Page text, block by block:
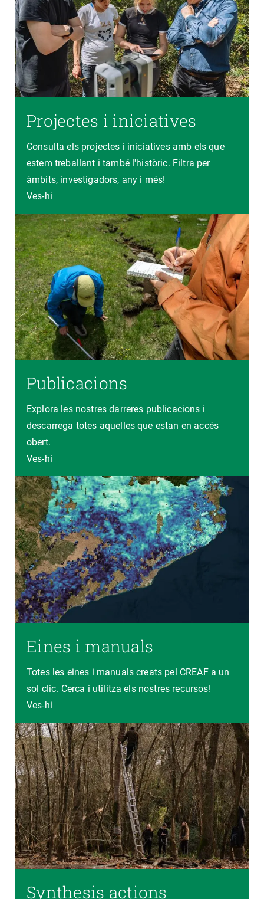
Projectes i iniciatives
Consulta els projectes i iniciatives amb els que
estem treballant i també l'històric. Filtra per
àmbits, investigadors, any i més!
Ves-hi
Publicacions
Explora les nostres darreres publicacions i
descarrega totes aquelles que estan en accés
obert.
Ves-hi
Eines i manuals
Totes les eines i manuals creats pel CREAF a un
sol clic. Cerca i utilitza els nostres recursos!
Ves-hi
Synthesis actions